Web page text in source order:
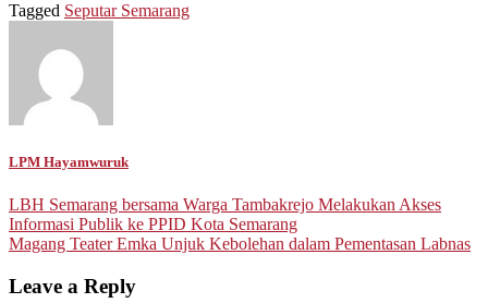
Tagged Seputar Semarang
LPM Hayamwuruk
Post
navigation
LBH Semarang bersama Warga Tambakrejo Melakukan Akses
Informasi Publik ke PPID Kota Semarang
Magang Teater Emka Unjuk Kebolehan dalam Pementasan Labnas
Leave a Reply